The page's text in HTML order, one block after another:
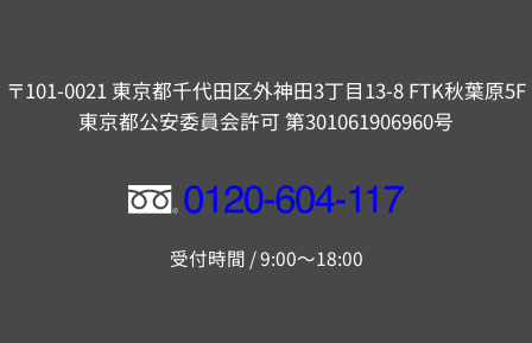
〒101-0021 東京都千代田区外神田3丁目13-8 FTK秋葉原5F
東京都公安委員会許可 第301061906960号
フ
ー
受付時間 / 9:00～18:00